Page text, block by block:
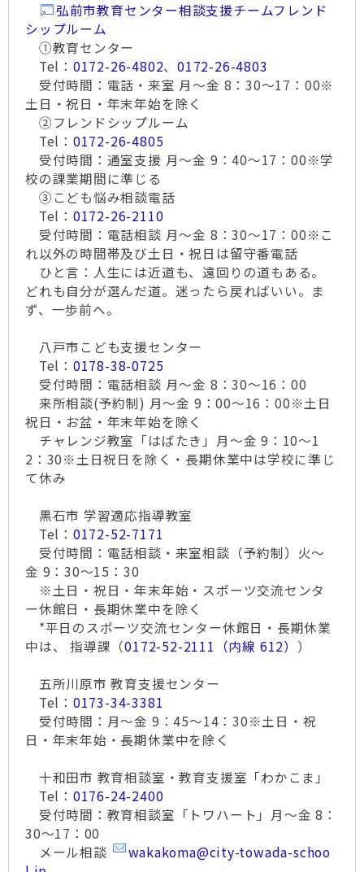
弘前市教育センター相談支援チームフレンド
シップルーム
①教育センター
Tel： 0172-26-4802、0172-26-4803
受付時間：電話・来室 月～金 8：30～17：00※
土日・祝日・年末年始を除く
②フレンドシップルーム
Tel： 0172-26-4805
受付時間：通室支援 月～金 9：40～17：00※学
校の課業期間に準じる
③こども悩み相談電話
Tel： 0172-26-2110
受付時間：電話相談 月～金 8：30～17：00※こ
れ以外の時間帯及び土日・祝日は留守番電話
ひと言：人生には近道も、遠回りの道もある。
どれも自分が選んだ道。迷ったら戻ればいい。ま
ず、一歩前へ。
八戸市こども支援センター
Tel： 0178-38-0725
受付時間：電話相談 月～金 8：30～16：00
来所相談(予約制) 月～金 9：00～16：00※土日
祝日・お盆・年末年始を除く
チャレンジ教室「はばたき」月～金 9：10～1
2：30※土日祝日を除く・長期休業中は学校に準じ
て休み
黒石市 学習適応指導教室
Tel： 0172-52-7171
受付時間：電話相談・来室相談（予約制）火～
金 9：30～15：30
※土日・祝日・年末年始・スポーツ交流センタ
ー休館日・長期休業中を除く
*平日のスポーツ交流センター休館日・長期休業
中は、 指導課（0172-52-2111（内線 612） ）
五所川原市 教育支援センター
Tel： 0173-34-3381
受付時間：月～金 9：45～14：30※土日・祝
日・年末年始・長期休業中を除く
十和田市 教育相談室・教育支援室「わかこま」
Tel： 0176-24-2400
受付時間：教育相談室「トワハート」月～金 8：
30～17：00
メール相談
wakakoma@city-towada-schoo